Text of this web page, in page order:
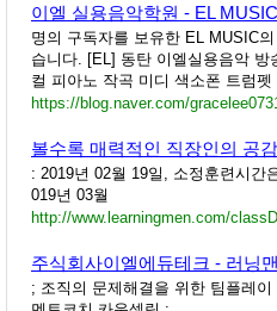
이엘 실용음악학원 - EL
명의 구독자를 보유한 EL MUSIC
습니다. [EL] 동탄 이엘실용음악
컬 피아노 작곡 미디 색소폰 트럼펫
https://blog.naver.com/
: 2019년 02월 19일, 소정훈련시간
019년 03월
http://www.learningmen.com/
주식회사이엘에듀테크 - 러닝
; 조직의 문제해결을 위한 팀플레